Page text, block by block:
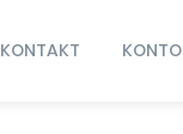
KONTAKT KONTO